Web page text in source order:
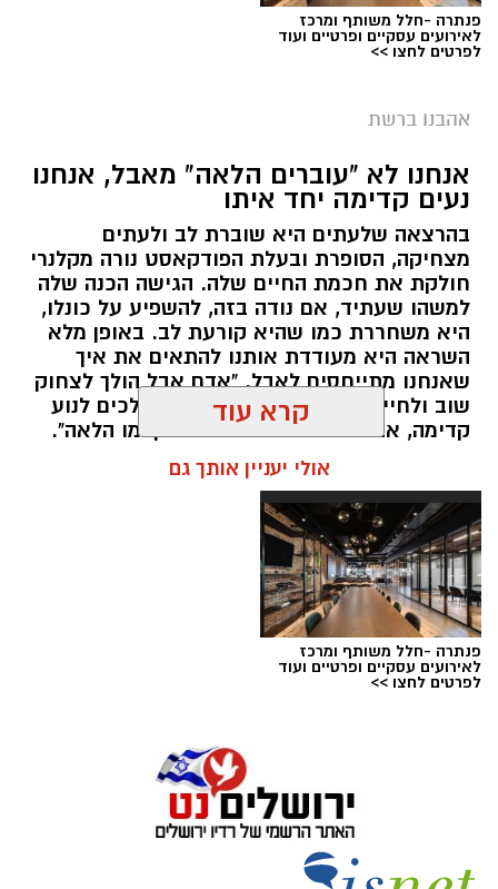
פנתרה -חלל משותף ומרכז
לאירועים עסקיים ופרטיים ועוד
לפרטים לחצו >>
אהבנו ברשת
אנחנו לא "עוברים הלאה" מאבל, אנחנו
נעים קדימה יחד איתו
בהרצאה שלעתים היא שוברת לב ולעתים
מצחיקה, הסופרת ובעלת הפודקאסט נורה מקלנרי
חולקת את חכמת החיים שלה. הגישה הכנה שלה
למשהו שעתיד, אם נודה בזה, להשפיע על כונלו,
היא משחררת כמו שהיא קורעת לב. באופן מלא
השראה היא מעודדת אותנו להתאים את איך
שאנחנו מתייחסים לאבל. "אדם אבל הולך לצחוק
שוב ולחייך שוב", היא אומרת. "הם הולכים לנוע
קדימה, אבל זה לא אומר שהם התקדמו הלאה".
תגים:אבל
קרא עוד
אולי יעניין אותך גם
פנתרה -חלל משותף ומרכז
לאירועים עסקיים ופרטיים ועוד
לפרטים לחצו >>